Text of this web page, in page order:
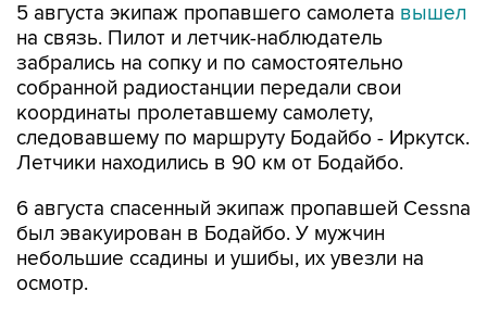
5 августа экипаж пропавшего самолета вышел
на связь. Пилот и летчик-наблюдатель
забрались на сопку и по самостоятельно
собранной радиостанции передали свои
координаты пролетавшему самолету,
следовавшему по маршруту Бодайбо - Иркутск.
Летчики находились в 90 км от Бодайбо.
6 августа спасенный экипаж пропавшей Cessna
был эвакуирован в Бодайбо. У мужчин
небольшие ссадины и ушибы, их увезли на
осмотр.